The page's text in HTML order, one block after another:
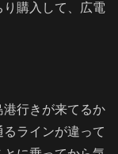
購入して、広電
港行きが来てるか
ラインが違って